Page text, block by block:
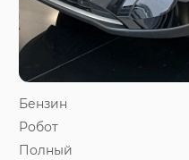
Бензин
Робот
Полный